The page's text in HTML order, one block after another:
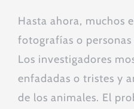
Hasta ahora, muchos
fotografías o
Los investigadores
enfadadas o tristes y
de los animales. El